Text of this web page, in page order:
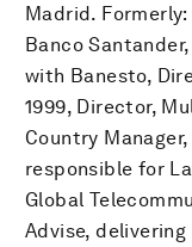
Madrid.
Banco
with Banesto,
1999, Director,
Country
responsible for
Global
Advise,